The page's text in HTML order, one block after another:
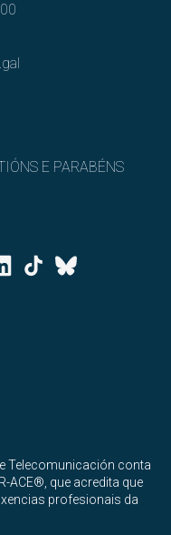
E PARABÉNS
Tiktok
Bluesky
Telecomunicación conta
ACE®, que acredita que
profesionais da